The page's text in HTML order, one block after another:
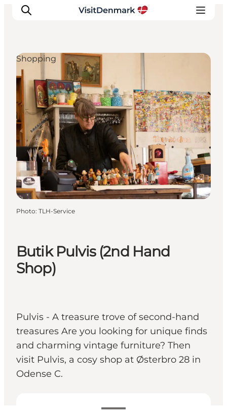
Inspirations
Destinations
Quoi faire
Hébergements
Planifiez votre voyage
Butik Pulvis (2nd Hand
Shop)
Pulvis - A treasure trove of second-hand
treasures Are you looking for unique finds
and charming vintage furniture? Then
visit Pulvis, a cosy shop at Østerbro 28 in
Odense C.
Voir les horaires d’ouverture
Shopping
Photo: TLH-Service